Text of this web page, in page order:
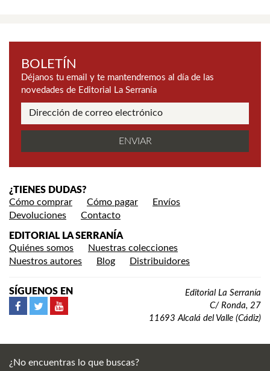
BOLETÍN
Déjanos tu email y te mantendremos al día de las
novedades de Editorial La Serranía
¿TIENES DUDAS?
Cómo comprar
Cómo pagar
Envíos
Devoluciones
Contacto
EDITORIAL LA SERRANÍA
Quiénes somos
Nuestras colecciones
Nuestros autores
Blog Distribuidores
SÍGUENOS EN
Editorial La Serranía
C/ Ronda, 27
11693 Alcalá del Valle (Cádiz)
¿No encuentras lo que buscas?